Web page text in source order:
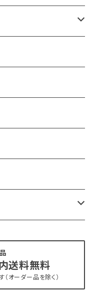
ス済み)
送料無料
オーダー品を除く）